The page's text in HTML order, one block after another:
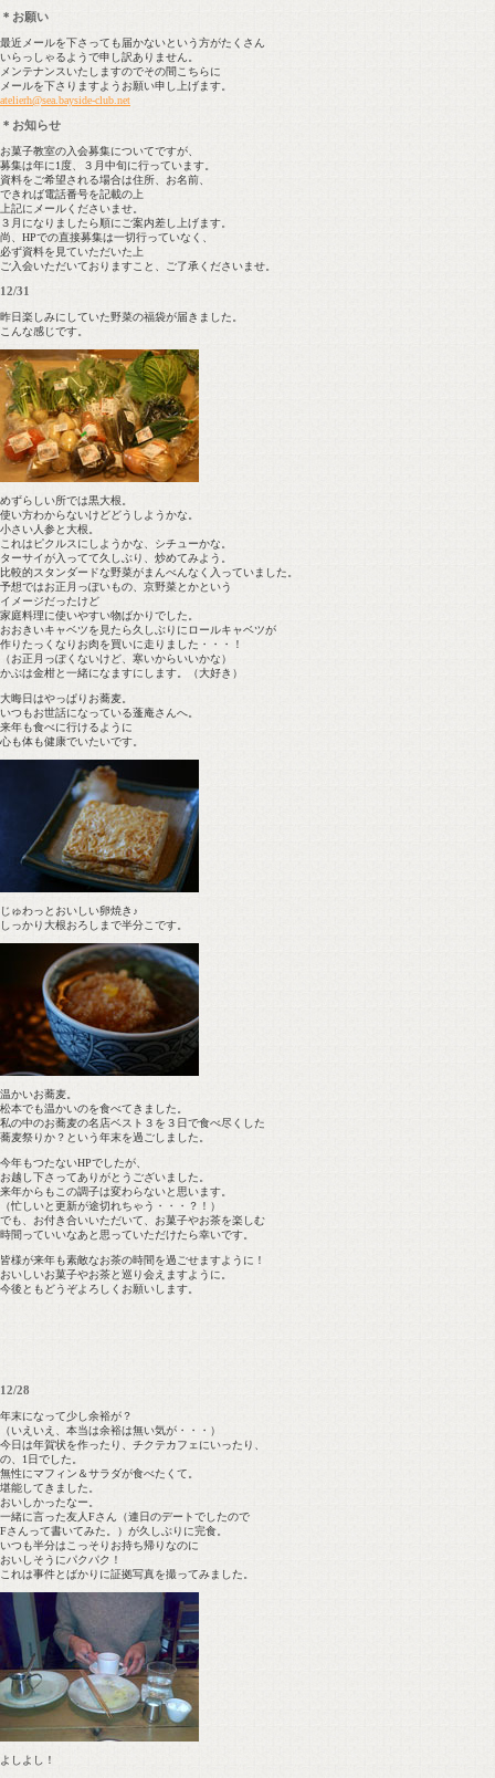
＊お願い
最近メールを下さっても届かないという方がたくさん
いらっしゃるようで申し訳ありません。
メンテナンスいたしますのでその間こちらに
メールを下さりますようお願い申し上げます。
atelierh@sea.bayside-club.net
＊お知らせ
お菓子教室の入会募集についてですが、
募集は年に1度、３月中旬に行っています。
資料をご希望される場合は住所、お名前、
できれば電話番号を記載の上
上記にメールくださいませ。
３月になりましたら順にご案内差し上げます。
尚、HPでの直接募集は一切行っていなく、
必ず資料を見ていただいた上
ご入会いただいておりますこと、ご了承くださいませ。
12/31
昨日楽しみにしていた野菜の福袋が届きました。
こんな感じです。
めずらしい所では黒大根。
使い方わからないけどどうしようかな。
小さい人参と大根。
これはピクルスにしようかな、シチューかな。
ターサイが入ってて久しぶり、炒めてみよう。
比較的スタンダードな野菜がまんべんなく入っていました。
予想ではお正月っぽいもの、京野菜とかという
イメージだったけど
家庭料理に使いやすい物ばかりでした。
おおきいキャベツを見たら久しぶりにロールキャベツが
作りたっくなりお肉を買いに走りました・・・！
（お正月っぽくないけど、寒いからいいかな）
かぶは金柑と一緒になますにします。（大好き）
大晦日はやっぱりお蕎麦。
いつもお世話になっている蓬庵さんへ。
来年も食べに行けるように
心も体も健康でいたいです。
じゅわっとおいしい卵焼き♪
しっかり大根おろしまで半分こです。
温かいお蕎麦。
松本でも温かいのを食べてきました。
私の中のお蕎麦の名店ベスト３を３日で食べ尽くした
蕎麦祭りか？という年末を過ごしました。
今年もつたないHPでしたが、
お越し下さってありがとうございました。
来年からもこの調子は変わらないと思います。
（忙しいと更新が途切れちゃう・・・？！）
でも、お付き合いいただいて、お菓子やお茶を楽しむ
時間っていいなあと思っていただけたら幸いです。
皆様が来年も素敵なお茶の時間を過ごせますように！
おいしいお菓子やお茶と巡り会えますように。
今後ともどうぞよろしくお願いします。
12/28
年末になって少し余裕が？
（いえいえ、本当は余裕は無い気が・・・）
今日は年賀状を作ったり、チクテカフェにいったり、
の、1日でした。
無性にマフィン＆サラダが食べたくて。
堪能してきました。
おいしかったなー。
一緒に言った友人Fさん（連日のデートでしたので
Fさんって書いてみた。）が久しぶりに完食。
いつも半分はこっそりお持ち帰りなのに
おいしそうにパクパク！
これは事件とばかりに証拠写真を撮ってみました。
よしよし！